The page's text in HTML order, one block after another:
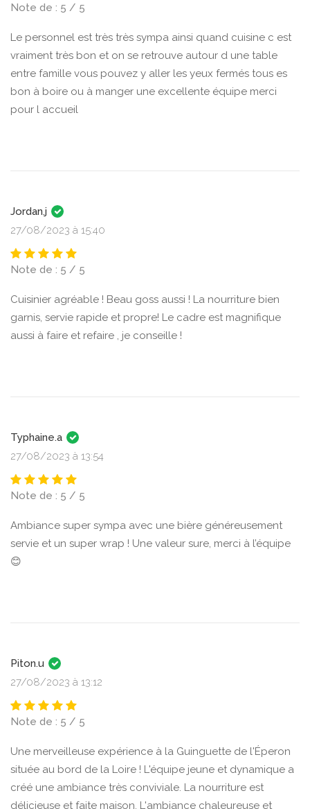
Note de : 5 / 5
Le personnel est très très sympa ainsi quand cuisine c est
vraiment très bon et on se retrouve autour d une table
entre famille vous pouvez y aller les yeux fermés tous es
bon à boire ou à manger une excellente équipe merci
pour l accueil
Jordan.j
27/08/2023 à 15:40
Note de : 5 / 5
Cuisinier agréable ! Beau goss aussi ! La nourriture bien
garnis, servie rapide et propre! Le cadre est magnifique
aussi à faire et refaire , je conseille !
Typhaine.a
27/08/2023 à 13:54
Note de : 5 / 5
Ambiance super sympa avec une bière généreusement
servie et un super wrap ! Une valeur sure, merci à l’équipe
😊
Piton.u
27/08/2023 à 13:12
Note de : 5 / 5
Une merveilleuse expérience à la Guinguette de l'Éperon
située au bord de la Loire ! L'équipe jeune et dynamique a
créé une ambiance très conviviale. La nourriture est
délicieuse et faite maison. L'ambiance chaleureuse et